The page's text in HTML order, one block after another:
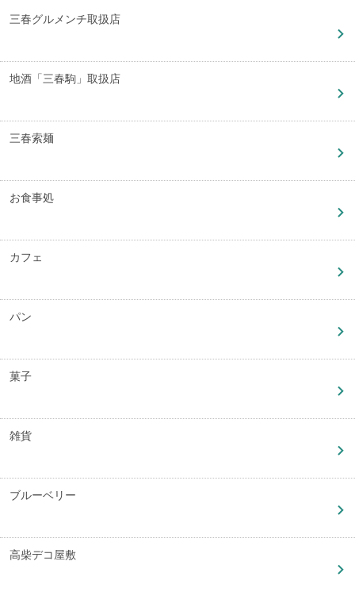
三春グルメンチ取扱店
地酒「三春駒」取扱店
三春索麺
お食事処
カフェ
パン
菓子
雑貨
ブルーベリー
高柴デコ屋敷